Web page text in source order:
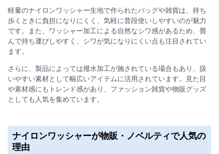
軽量のナイロンワッシャー生地で作られたバッグや雑貨は、持ち
歩くときに負担になりにくく、気軽に普段使いしやすいのが魅力
です。また、ワッシャー加工による自然なシワ感があるため、畳
んで持ち運びしやすく、シワが気になりにくい点も注目されてい
ます。
さらに、製品によっては撥水加工が施されている場合もあり、扱
いやすい素材として幅広いアイテムに活用されています。見た目
や素材感にもトレンド感があり、ファッション雑貨や物販グッズ
としても人気を集めています。
ナイロンワッシャーが物販・ノベルティで人気の
理由